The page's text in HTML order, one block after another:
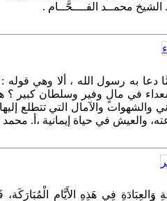
محمــد الفــــحَّــام .
دعا به رسول الله ، ألا وهي
في مالٍ وفير وسلطان كبير
والشهوات والآمال التي تتطلع
والعيش في حياة إيمانية ،أ.
فِي هَذِهِ الأَيَّامِ